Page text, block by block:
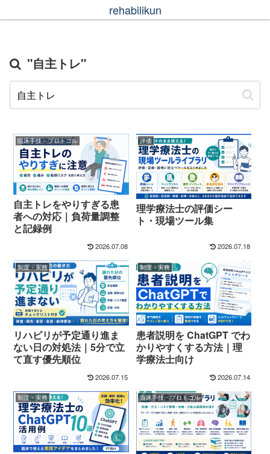
rehabilikun
"自主トレ"
臨床手技・プロトコル
自主トレをやりすぎる患
者への対応｜負荷量調整
と記録例
2026.07.08
評価
理学療法士の評価シー
ト・現場ツール集
2026.07.18
制度・実務
リハビリが予定通り進ま
ない日の対処法｜5分で立
て直す優先順位
2026.07.15
制度・実務
患者説明を ChatGPT でわ
かりやすくする方法｜理
学療法士向け
2026.07.14
制度・実務 臨床手技・プロトコル